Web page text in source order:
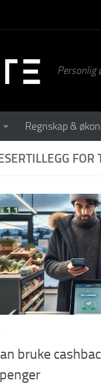
Personlig
Regnskap &
FOR
bruke